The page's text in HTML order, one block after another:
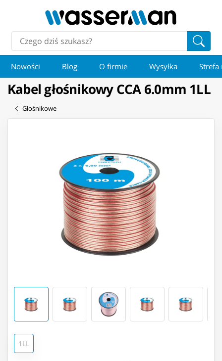
Nowości Blog O firmie Wysyłka Strefa
Kabel głośnikowy CCA 6.0mm 1LL
Głośnikowe
1LL